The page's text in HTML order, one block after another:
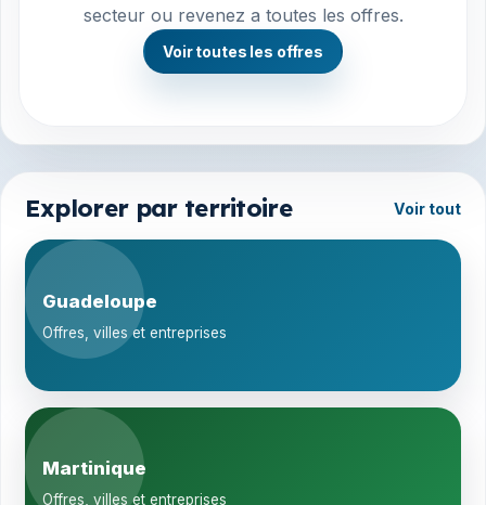
secteur ou revenez a toutes les offres.
Voir toutes les offres
Explorer par territoire Voir tout
Guadeloupe
Offres, villes et entreprises
Martinique
Offres, villes et entreprises